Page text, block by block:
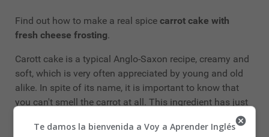
Find out how to make a real spice carrot cake with
fresh cheese frosting.
Carott cake is a typical Anglo-Saxon recipe, creamy and
soft, which is very often appreciated by young and old
alike. In spite of its name, it is important to know that
you can't smell the carrot at all. This ingredient has just
really delicious.
Te damos la bienvenida a Voy a Aprender Inglés